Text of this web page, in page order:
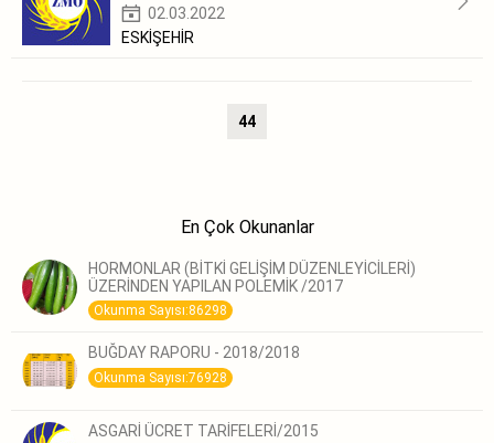
02.03.2022
ESKİŞEHİR
44
En Çok Okunanlar
HORMONLAR (BİTKİ GELİŞİM DÜZENLEYİCİLERİ)
ÜZERİNDEN YAPILAN POLEMİK /2017
Okunma Sayısı:86298
BUĞDAY RAPORU - 2018/2018
Okunma Sayısı:76928
ASGARİ ÜCRET TARİFELERİ/2015